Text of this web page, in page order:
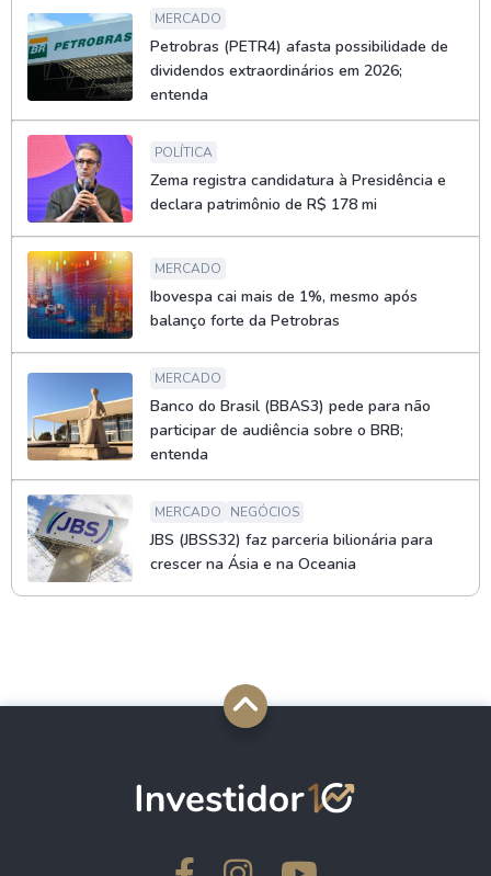
MERCADO
Petrobras (PETR4) afasta possibilidade de
dividendos extraordinários em 2026;
entenda
POLÍTICA
Zema registra candidatura à Presidência e
declara patrimônio de R$ 178 mi
MERCADO
Ibovespa cai mais de 1%, mesmo após
balanço forte da Petrobras
MERCADO
Banco do Brasil (BBAS3) pede para não
participar de audiência sobre o BRB;
entenda
MERCADO NEGÓCIOS
JBS (JBSS32) faz parceria bilionária para
crescer na Ásia e na Oceania